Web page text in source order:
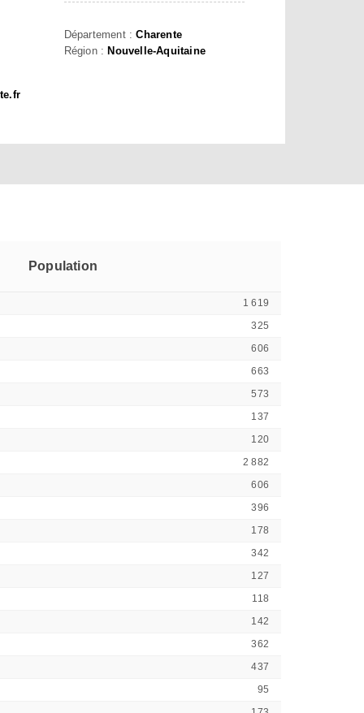
Département :Charente
Région : Nouvelle-Aquitaine
Population
1 619
325
606
663
573
137
120
2 882
606
396
178
342
127
118
142
362
437
95